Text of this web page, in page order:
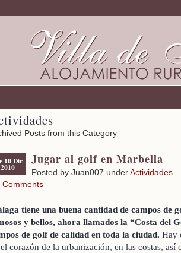
Posts from this Category
10 Dic
2010
Jugar al golf en Marbella
Posted by Juan007 underActividades
Comments
tiene una buena cantidad de campos de
y bellos, ahora llamados la “Costa del
de golf de calidad en toda la ciudad. Hay
corazón de la urbanización, en las costas, así